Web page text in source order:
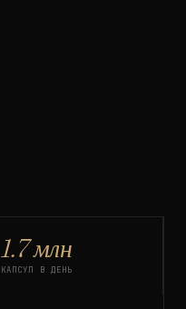
1.7 млн
КАПСУЛ В ДЕНЬ